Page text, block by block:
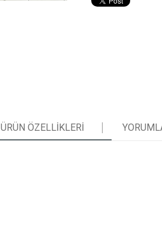
ÜRÜN ÖZELLIKLERI